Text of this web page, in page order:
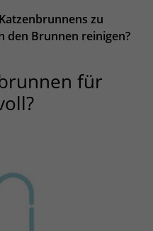
zu
den Brunnen reinigen?
für